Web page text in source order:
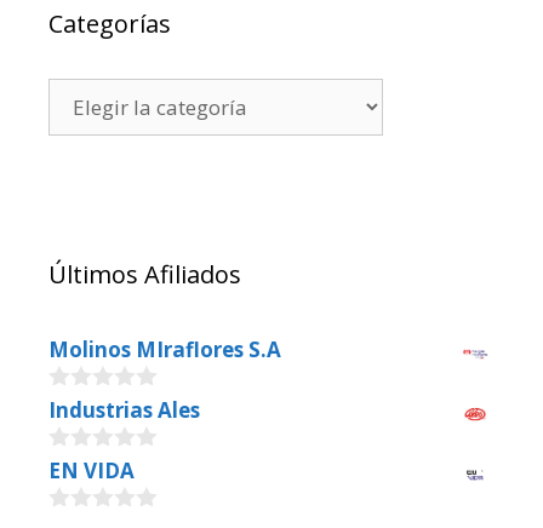
Categorías
Últimos Afiliados
Molinos MIraflores S.A
0
o
u
t
o
f
Industrias Ales
0
o
u
EN VIDA